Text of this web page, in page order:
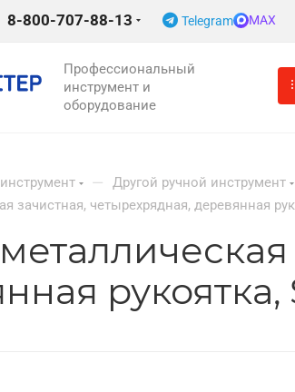
8-800-707-88-13 Telegram MAX
Профессиональный
инструмент и
оборудование
— Другой ручной инструмент
зачистная, четырехрядная, деревянная
рукоятка,